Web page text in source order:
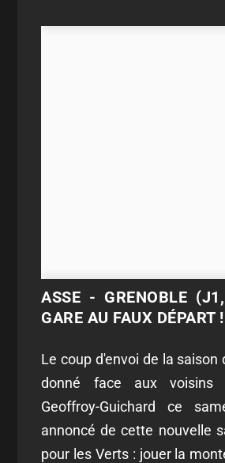
ASSE - GRENOBLE
GARE AU FAUX DÉPART !
Le coup d'envoi de la saison
donné face aux voisins
Geoffroy-Guichard ce
annoncé de cette nouvelle
pour les Verts : jouer la